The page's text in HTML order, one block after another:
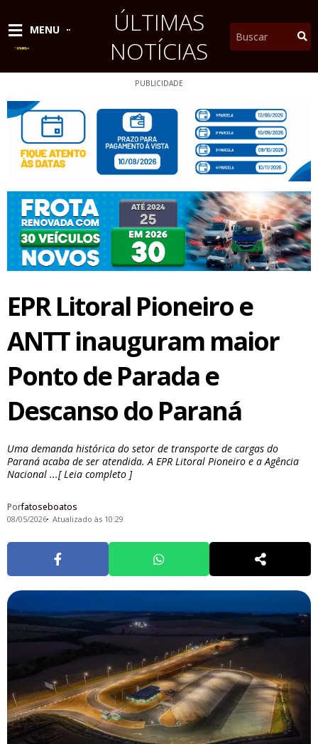
conteúdo
MENU
ÚLTIMAS
NOTÍCIAS
Pesquisar
PUBLICIDADE
EPR Litoral Pioneiro e
ANTT inauguram maior
Ponto de Parada e
Descanso do Paraná
Uma demanda histórica do setor de transporte de cargas do
Paraná acaba de ser atendida. A EPR Litoral Pioneiro e a Agência
Nacional ...[ Leia completo ]
Porfatoseboatos
08/05/2026 Atualizado às 10:29